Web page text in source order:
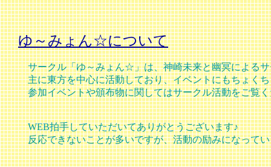
ゆ～みょん☆について
サークル「ゆ～みょん☆」は、神崎未来と幽冥によるサ
主に東方を中心に活動しており、イベントにもちょく
参加イベントや頒布物に関してはサークル活動をご覧く
WEB拍手していただいてありがとうございます♪
反応できないことが多いですが、活動の励みになって